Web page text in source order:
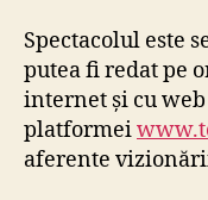
Spectacolul este
putea fi redat pe
internet și cu
platformei
aferente